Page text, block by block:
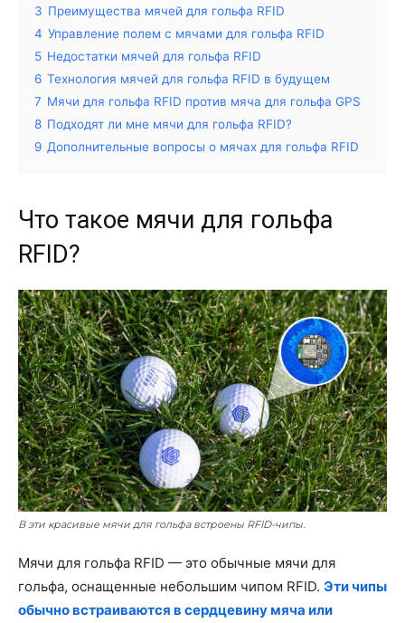
3 Преимущества мячей для гольфа RFID
4 Управление полем с мячами для гольфа RFID
5 Недостатки мячей для гольфа RFID
6 Технология мячей для гольфа RFID в будущем
7 Мячи для гольфа RFID против мяча для гольфа GPS
8 Подходят ли мне мячи для гольфа RFID?
9 Дополнительные вопросы о мячах для гольфа RFID
Что такое мячи для гольфа
RFID?
В эти красивые мячи для гольфа встроены RFID-чипы.
Мячи для гольфа RFID — это обычные мячи для
гольфа, оснащенные небольшим чипом RFID. Эти чипы
обычно встраиваются в сердцевину мяча или